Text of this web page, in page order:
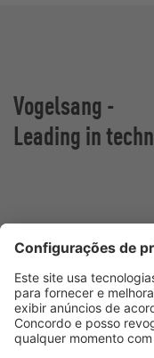
Vogelsang -
Leading in
Av. Theodomiro
São Leopoldo/RS,
Brasil